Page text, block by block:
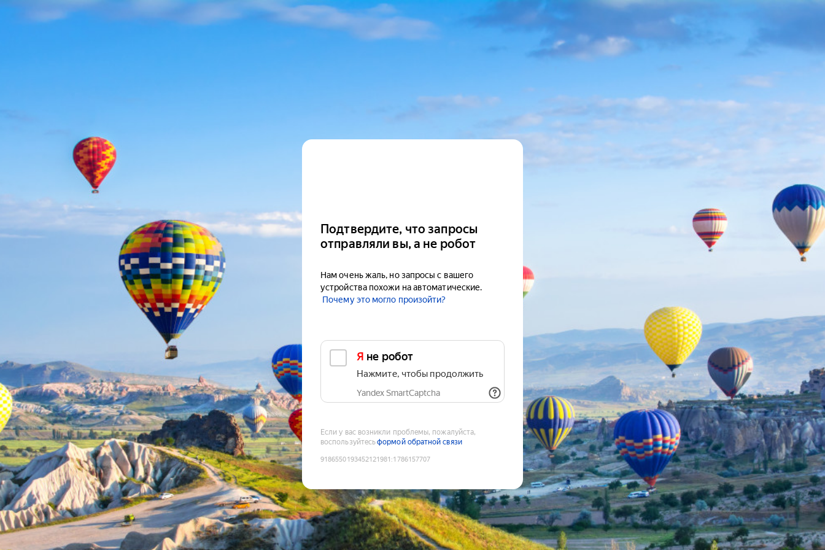
Подтвердите, что запросы
отправляли вы, а не робот
Нам очень жаль, но запросы с вашего
устройства похожи на автоматические.
Почему это могло произойти?
Я не робот
Нажмите, чтобы продолжить
Yandex SmartCaptcha
Если у вас возникли проблемы, пожалуйста,
воспользуйтесьформой обратной связи
9186550193452121981 :1786157707